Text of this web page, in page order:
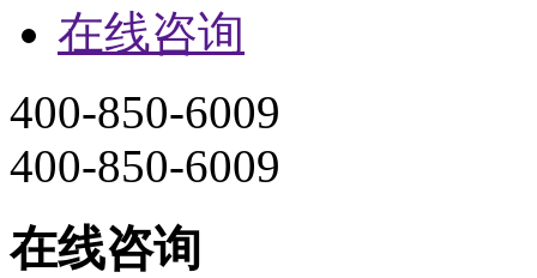
在线咨询
400-850-6009
400-850-6009
在线咨询